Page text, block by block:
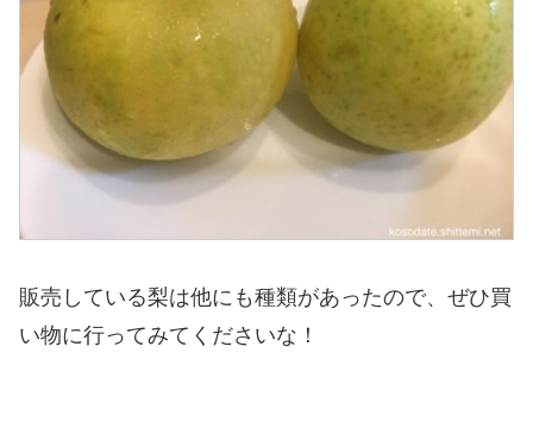
販売している梨は他にも種類があったので、ぜひ買
い物に行ってみてくださいな！